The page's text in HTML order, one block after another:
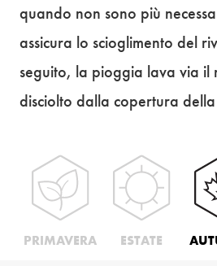
quando non sono più
assicura lo scioglimento del
seguito, la pioggia lava via il
disciolto dalla copertura
PRIMAVERA ESTATE